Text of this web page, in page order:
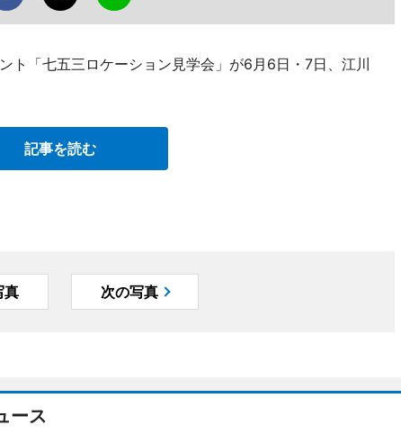
ト「七五三ロケーション見学会」が6月6日・7日、江川
記事を読む
真 次の写真
ース